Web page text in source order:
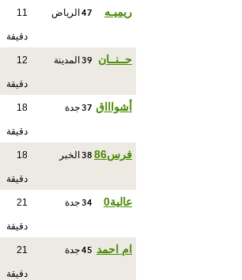
ريميـه 47 الرياض 11
دقيقة
حــنــان 39 المدينة 12
دقيقة
أشواااق 37جدة 18
دقيقة
فرس86 38 الخبر 18
دقيقة
عالية0 34جدة 21
دقيقة
ام احمد 45جدة 21
دقيقة